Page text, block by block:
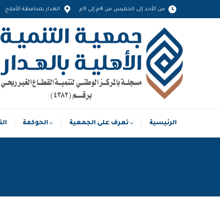
من الأحد إلى الخميس من 4م إلى 9م الهدار بمحافظة الأفلاج
الرئيسية تعرف على الجمعية الحوكمة
تعرف على الجمعية الحوكمة